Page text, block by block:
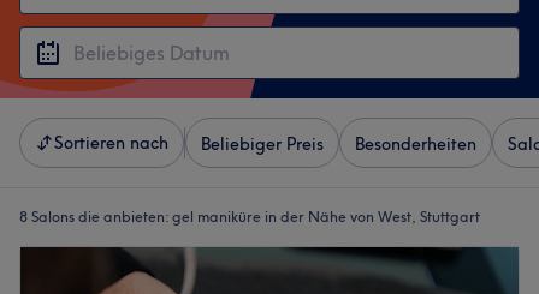
Sortieren nach Beliebiger Preis Besonderheiten
8 Salons die anbieten: gel maniküre in der Nähe von West, Stuttgart